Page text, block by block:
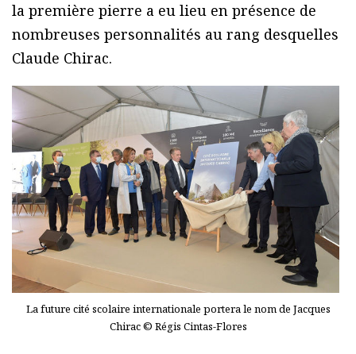
la première pierre a eu lieu en présence de
nombreuses personnalités au rang desquelles
Claude Chirac.
La future cité scolaire internationale portera le nom de Jacques
Chirac © Régis Cintas-Flores